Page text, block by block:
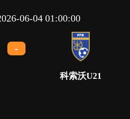
06-04 01:00:00
-
科索沃U21